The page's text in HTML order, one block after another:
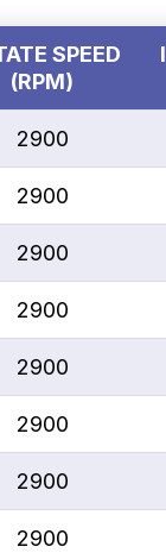
SPEED
(RPM)
2900
2900
2900
2900
2900
2900
2900
2900